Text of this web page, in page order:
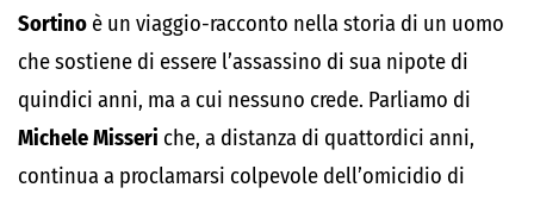
Sortino è un viaggio-racconto nella storia di un uomo
che sostiene di essere l’assassino di sua nipote di
quindici anni, ma a cui nessuno crede. Parliamo di
Michele Misseri che, a distanza di quattordici anni,
continua a proclamarsi colpevole dell’omicidio di